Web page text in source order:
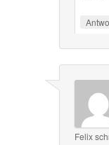
Felix